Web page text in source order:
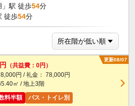
」駅 徒歩54分
徒歩54分
更新08/07
（共益費：0円）
円 / 礼金： 78,000円
㎡ / 地上3階
料半額
バス・トイレ別